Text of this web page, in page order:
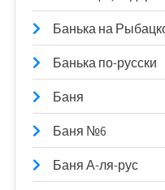
Банька на
Банька по-русски
Баня
Баня №6
Баня А-ля-рус